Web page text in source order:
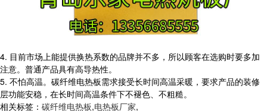
4. 目前市场上能提供换热系数的品牌并不多，所以顾客在选购时要多加
注意。普通产品具有高导热性。
5. 不怕高温。碳纤维电热板需求接受长时间高温采暖，要求产品的装修
层功能安稳，在长时间高温条件下不褪色、不粗糙。
相关标签： 碳纤维电热板,电热板厂家,